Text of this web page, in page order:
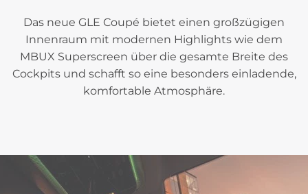
Das neue GLE Coupé bietet einen großzügigen
Innenraum mit modernen Highlights wie dem
MBUX Superscreen über die gesamte Breite des
Cockpits und schafft so eine besonders einladende,
komfortable Atmosphäre.